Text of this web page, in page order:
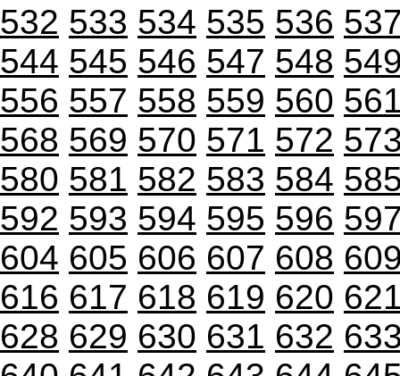
532 533 534 535 536
544 545 546 547 548
556 557 558 559 560
568 569 570 571 572
580 581 582 583 584
592 593 594 595 596
604 605 606 607 608
616 617 618 619 620
628 629 630 631 632